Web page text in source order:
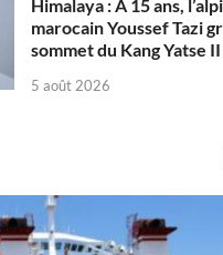
Himalaya : À 15 ans,
marocain Youssef Tazi
sommet du Kang Yatse
5 août 2026